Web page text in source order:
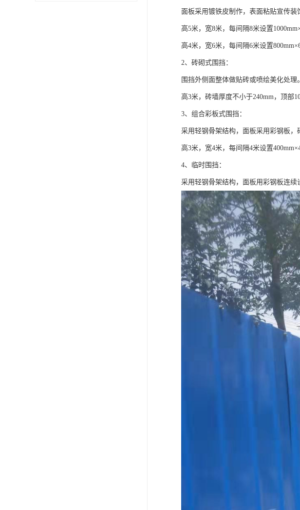
面板采用镀铁皮制作，表面粘贴宣传装
高5米，宽8米，每间隔8米设置
高4米，宽6米，每间隔6米设置
2、砖砌式围挡：
围挡外侧面整体做贴砖或喷绘美化处理。
高3米，砖墙厚度不小于240mm，顶部
3、组合彩板式围挡：
采用轻钢骨架结构，面板采用彩钢板，
高3米，宽4米，每间隔4米设置
4、临时围挡：
采用轻钢骨架结构，面板用彩钢板连续